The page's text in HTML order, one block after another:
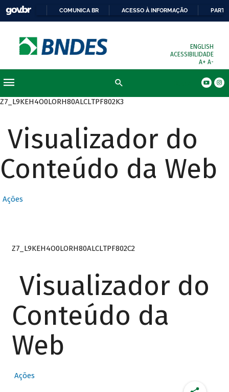
COMUNICA BR ACESSO À INFORMAÇÃO
ENGLISH
ACESSIBILIDADE
A+ A-
Z7_L9KEH4O0LORH80ALCLTPF802K3
Visualizador do
Conteúdo da Web
Ações
Z7_L9KEH4O0LORH80ALCLTPF802C2
Visualizador do
Conteúdo da
Web
Ações